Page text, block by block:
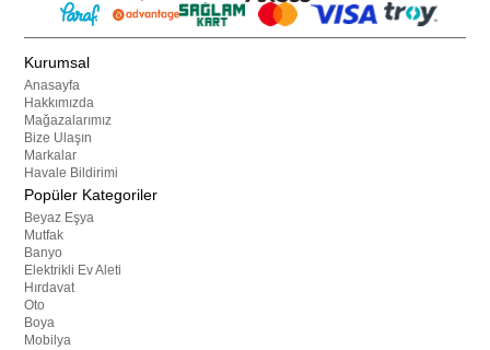
Kurumsal
Anasayfa
Hakkımızda
Mağazalarımız
Bize Ulaşın
Markalar
Havale Bildirimi
Popüler Kategoriler
Beyaz Eşya
Mutfak
Banyo
Elektrikli Ev Aleti
Hırdavat
Oto
Boya
Mobilya